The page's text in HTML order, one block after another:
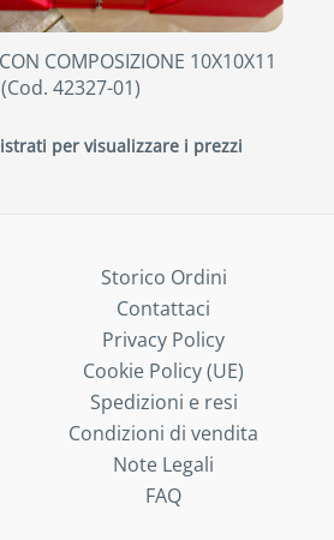
COMPOSIZIONE 10X10X11
42327-01)
per visualizzare i prezzi
Storico Ordini
Contattaci
Privacy Policy
Cookie Policy (UE)
Spedizioni e resi
Condizioni di vendita
Note Legali
FAQ